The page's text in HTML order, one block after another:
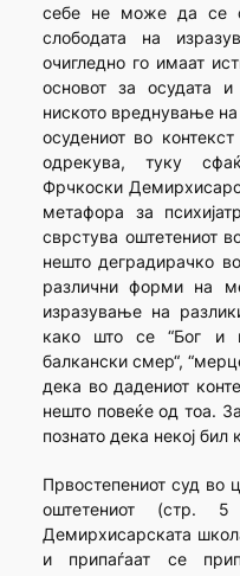
себе не може да се
слободата на
очигледно го имаат
основот за осудата
ниското вреднување
осудениот во
одрекува, туку
Фрчкоски
метафора за
сврстува оштетениот
нешто деградирачко
различни форми на
изразување на
како што се “Бог и
балкански смер“,
дека во дадениот
нешто повеќе од тоа.
познато дека некој бил
Првостепениот суд во
оштетениот (стр.
Демирхисарската
и припаѓаат се